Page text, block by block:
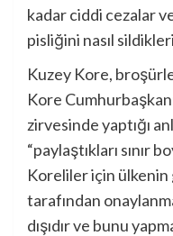
kadar ciddi cezalar
pisliğini nasıl
Kuzey Kore,
Kore
zirvesinde yaptığı
“paylaştıkları sınır
Koreliler için
tarafından
dışıdır ve bunu